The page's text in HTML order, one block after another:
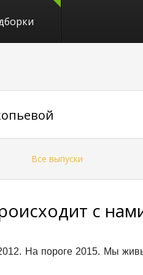
Все выпуски
с
На пороге 2015. Мы